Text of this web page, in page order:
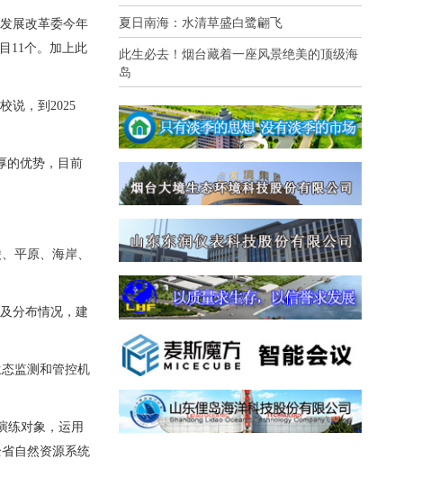
展改革委今年
11个。加上此
说，到2025
的优势，目前
平原、海岸、
分布情况，建
监测和管控机
练对象，运用
自然资源系统
夏日南海：水清草盛白鹭翩飞
此生必去！烟台藏着一座风景绝美的顶级海
岛